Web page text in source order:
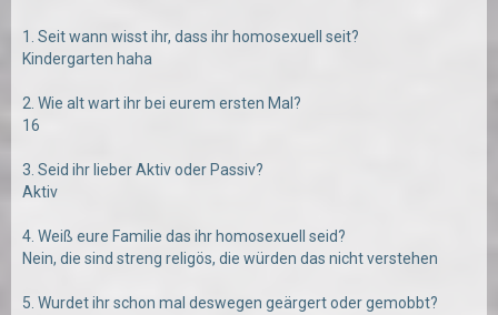
1. Seit wann wisst ihr, dass ihr homosexuell seit?
Kindergarten haha
2. Wie alt wart ihr bei eurem ersten Mal?
16
3. Seid ihr lieber Aktiv oder Passiv?
Aktiv
4. Weiß eure Familie das ihr homosexuell seid?
Nein, die sind streng religös, die würden das nicht verstehen
5. Wurdet ihr schon mal deswegen geärgert oder gemobbt?